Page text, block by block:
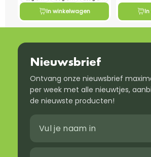
In winkelwagen
Nieuwsbrief
Ontvang onze nieuwsbrief
per week met alle nieuwtjes,
de nieuwste producten!